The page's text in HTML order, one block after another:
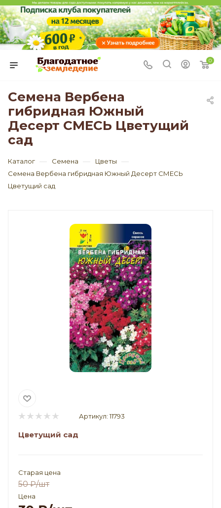
0
Семена Вербена
гибридная Южный
Десерт СМЕСЬ Цветущий
сад
Каталог — Семена — Цветы —
Семена Вербена гибридная Южный Десерт СМЕСЬ
Цветущий сад
Артикул: 11793
Цветущий сад
Старая цена
50₽/шт
Цена